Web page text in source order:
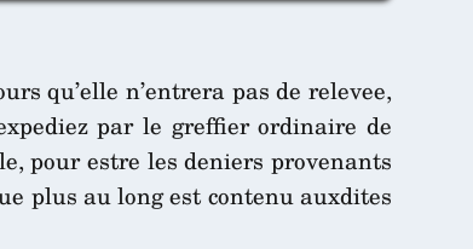
qu’elle n’entrera pas de relevee,
par le greffier ordinaire de
pour estre les deniers provenants
plus au long est contenu auxdites